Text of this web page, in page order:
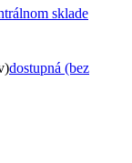
sklade
dostupná (bez